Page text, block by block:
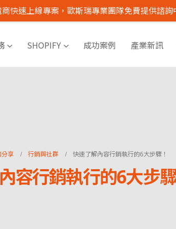
快速上線專案，歐斯瑞專業團隊免費提供諮詢
SHOPIFY 成功案例 產業新訊
享 行銷與社群 快速了解內容行銷執行的6大步驟！
容行銷執行的6大步驟